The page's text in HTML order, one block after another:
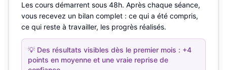
Les cours démarrent sous 48h. Après chaque séance,
vous recevez un bilan complet : ce qui a été compris,
ce qui reste à travailler, les progrès réalisés.
💡 Des résultats visibles dès le premier mois : +4
points en moyenne et une vraie reprise de